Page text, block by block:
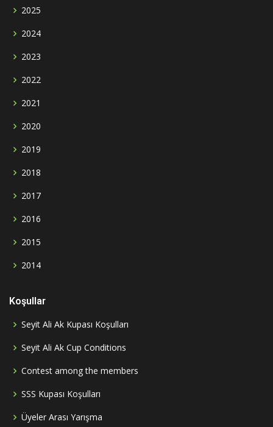
2025
2024
2023
2022
2021
2020
2019
2018
2017
2016
2015
2014
Koşullar
Seyit Ali Ak Kupası Koşulları
Seyit Ali Ak Cup Conditions
Contest among the members
SSS Kupası Koşulları
Üyeler Arası Yarışma